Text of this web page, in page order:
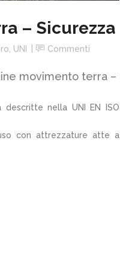
– Sicurezza
, UNI Commenti
movimento terra –
nella UNI EN ISO
con attrezzature atte a